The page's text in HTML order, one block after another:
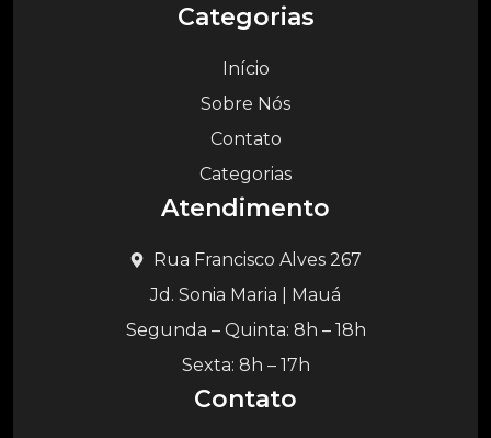
Categorias
Início
Sobre Nós
Contato
Categorias
Atendimento
Rua Francisco Alves 267
Jd. Sonia Maria | Mauá
Segunda – Quinta: 8h – 18h
Sexta: 8h – 17h
Contato